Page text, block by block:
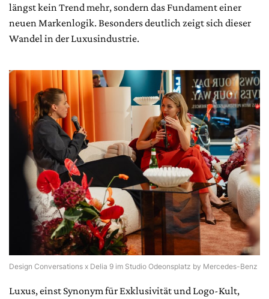
längst kein Trend mehr, sondern das Fundament einer
neuen Markenlogik. Besonders deutlich zeigt sich dieser
Wandel in der Luxusindustrie.
Design Conversations x Delia 9 im Studio Odeonsplatz by Mercedes-Benz
Luxus, einst Synonym für Exklusivität und Logo-Kult,